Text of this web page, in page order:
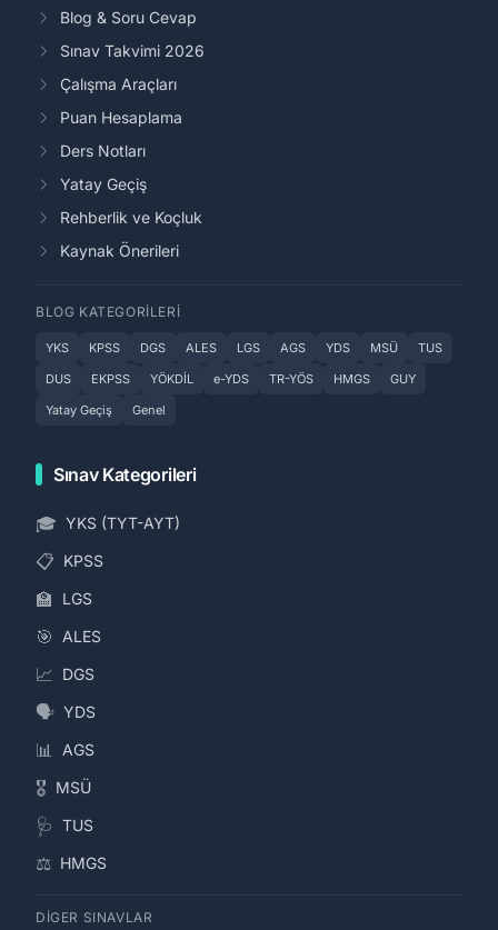
Blog & Soru Cevap
Sınav Takvimi 2026
Çalışma Araçları
Puan Hesaplama
Ders Notları
Yatay Geçiş
Rehberlik ve Koçluk
Kaynak Önerileri
BLOG KATEGORILERI
YKS KPSS DGS ALES LGS AGS YDS MSÜ
TUS
DUS
EKPSS YÖKDİL e-YDS TR-YÖS HMGS
GUY
Yatay Geçiş
Genel
Sınav Kategorileri
🎓 YKS (TYT-AYT)
📋 KPSS
🏫 LGS
🎯 ALES
📈 DGS
🗣️ YDS
📊 AGS
🎖️ MSÜ
🩺 TUS
⚖️ HMGS
DIGER SINAVLAR